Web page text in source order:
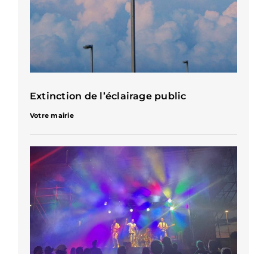
Extinction de l’éclairage public
Votre mairie